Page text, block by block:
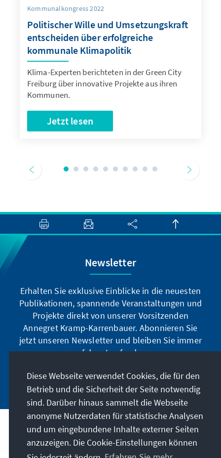
Kommunalkongress 2022
Politischer Wille und Umsetzungskraft
entscheiden über erfolgreiche
kommunale Klimapolitik
Klima-Experten berichteten in der Green City
Freiburg über innovative Projekte aus ihren
Kommunen.
Jetzt lesen
Newsletter
Erhalten Sie exklusive Einblicke in die neuesten
Publikationen, spannende Veranstaltungen und
Projekte direkt von unserer Vorsitzenden
Annegret Kramp-Karrenbauer. Abonnieren Sie
jetzt unseren Newsletter und bleiben Sie immer
auf dem Laufenden.
Jetzt abonnieren
Unser Auftrag
Diese Webseite verwendet Cookies, die für den
Betrieb und die Sicherheit der Seite notwendig
sind. Darüber hinaus sammelt die Webseite
anonyme Nutzerdaten für statistische Analysen
und um eingebundene Inhalte externer Seiten
anzuzeigen. Die Cookie-Einstellungen können